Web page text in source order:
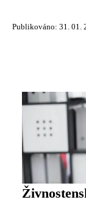
Publikováno: 31. 01.